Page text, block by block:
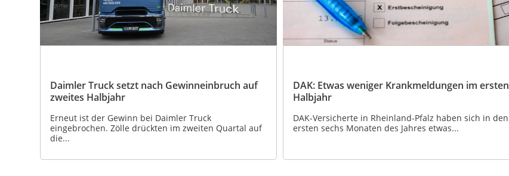
Daimler Truck setzt nach Gewinneinbruch auf
zweites Halbjahr
Erneut ist der Gewinn bei Daimler Truck
eingebrochen. Zölle drückten im zweiten Quartal auf
die...
DAK: Etwas weniger Krankmeldungen im ersten
Halbjahr
DAK-Versicherte in Rheinland-Pfalz haben sich in den
ersten sechs Monaten des Jahres etwas...